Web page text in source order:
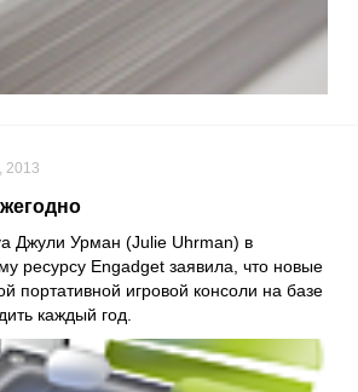
2013
Джули Урман (Julie Uhrman) в
ресурсу Engadget заявила, что новые
портативной игровой консоли на базе
каждый год.